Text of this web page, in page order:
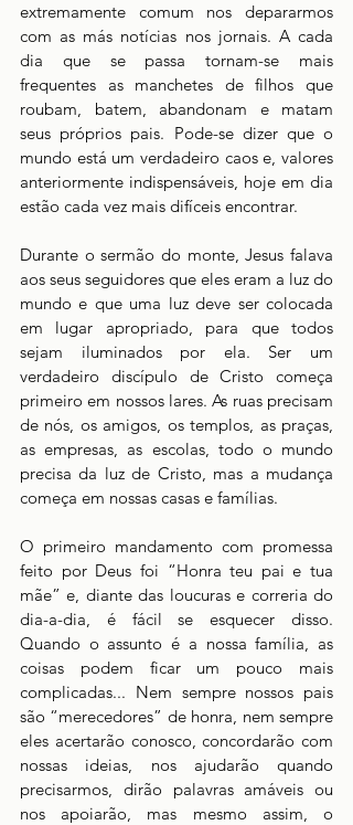
extremamente comum nos depararmos
com as más notícias nos jornais. A cada
dia que se passa tornam-se mais
frequentes as manchetes de filhos que
roubam, batem, abandonam e matam
seus próprios pais. Pode-se dizer que o
mundo está um verdadeiro caos e, valores
anteriormente indispensáveis, hoje em dia
estão cada vez mais difíceis encontrar.
Durante o sermão do monte, Jesus falava
aos seus seguidores que eles eram a luz do
mundo e que uma luz deve ser colocada
em lugar apropriado, para que todos
sejam iluminados por ela. Ser um
verdadeiro discípulo de Cristo começa
primeiro em nossos lares. As ruas precisam
de nós, os amigos, os templos, as praças,
as empresas, as escolas, todo o mundo
precisa da luz de Cristo, mas a mudança
começa em nossas casas e famílias.
O primeiro mandamento com promessa
feito por Deus foi “Honra teu pai e tua
mãe” e, diante das loucuras e correria do
dia-a-dia, é fácil se esquecer disso.
Quando o assunto é a nossa família, as
coisas podem ficar um pouco mais
complicadas... Nem sempre nossos pais
são “merecedores” de honra, nem sempre
eles acertarão conosco, concordarão com
nossas ideias, nos ajudarão quando
precisarmos, dirão palavras amáveis ou
nos apoiarão, mas mesmo assim, o